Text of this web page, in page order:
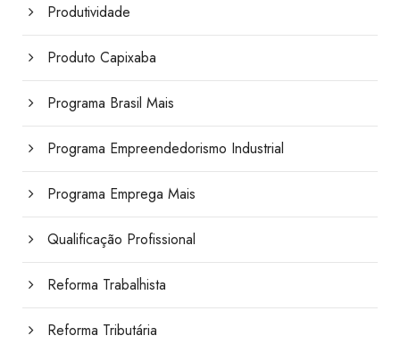
Produtividade
Produto Capixaba
Programa Brasil Mais
Programa Empreendedorismo Industrial
Programa Emprega Mais
Qualificação Profissional
Reforma Trabalhista
Reforma Tributária